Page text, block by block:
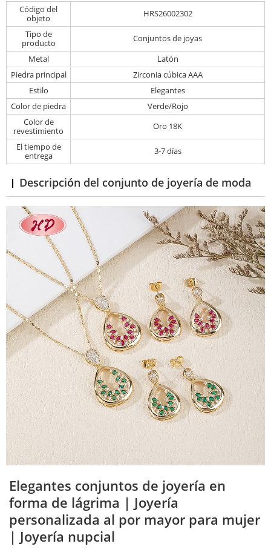
Código del
objeto
HRS26002302
Tipo de
producto
Conjuntos de joyas
Metal
Latón
Piedra principal
Zirconia cúbica AAA
Estilo
Elegantes
Color de piedra
Verde/Rojo
Color de
revestimiento
Oro 18K
El tiempo de
entrega
3-7 días
Descripción del conjunto de joyería de moda
Elegantes conjuntos de joyería en
forma de lágrima | Joyería
personalizada al por mayor para mujer
| Joyería nupcial